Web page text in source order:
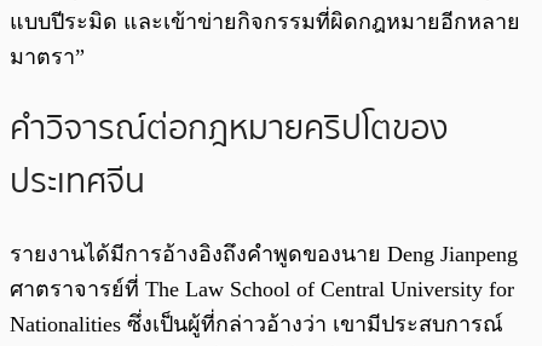
แบบปีระมิด และเข้าข่ายกิจกรรมที่ผิดกฎหมายอีกหลาย
มาตรา”
คำวิจารณ์ต่อกฎหมายคริปโตของ
ประเทศจีน
รายงานได้มีการอ้างอิงถึงคำพูดของนาย Deng Jianpeng
ศาตราจารย์ที่ The Law School of Central University for
Nationalities ซึ่งเป็นผู้ที่กล่าวอ้างว่า เขามีประสบการณ์